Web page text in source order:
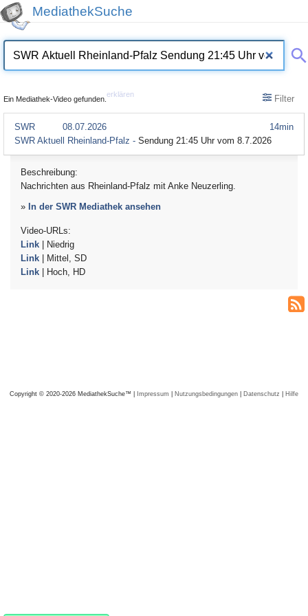
MediathekSuche
Ein Mediathek-Video gefunden.
erklären Filter
14min
SWR
08.07.2026
SWR Aktuell Rheinland-Pfalz - Sendung 21:45 Uhr vom 8.7.2026
Beschreibung:
Nachrichten aus Rheinland-Pfalz mit Anke Neuzerling.
» In der SWR Mediathek ansehen
Video-URLs:
Link | Niedrig
Link | Mittel, SD
Link | Hoch, HD
Copyright © 2020-2026 MediathekSuche™ | Impressum | Nutzungsbedingungen | Datenschutz | Hilfe